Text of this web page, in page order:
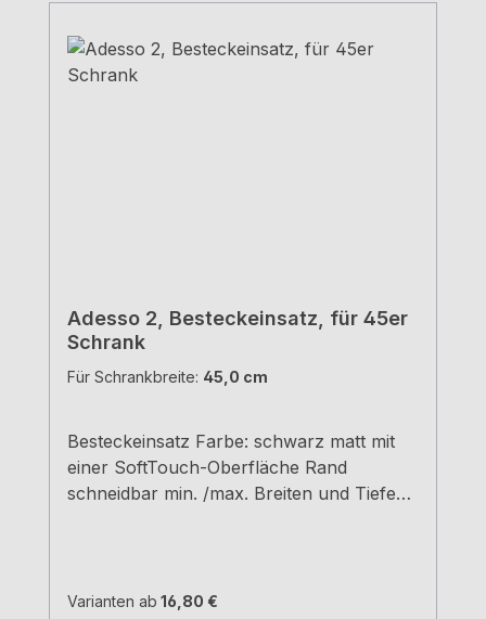
Adesso 2, Besteckeinsatz, für 45er
Schrank
Für Schrankbreite: 45,0 cm
Besteckeinsatz Farbe: schwarz matt mit
einer SoftTouch-Oberfläche Rand
schneidbar min. /max. Breiten und Tiefen
Varianten ab 16,80 €